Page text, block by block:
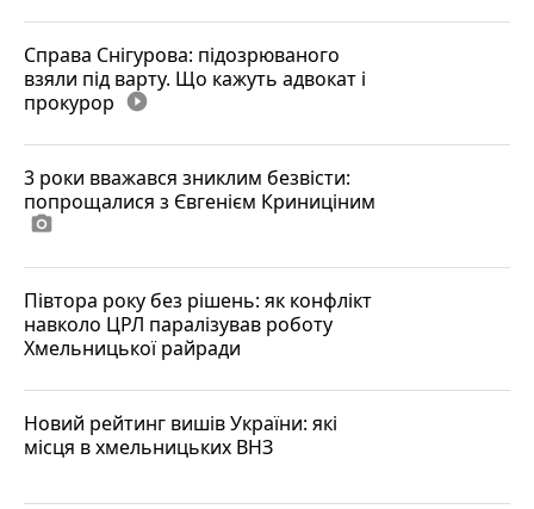
Справа Снігурова: підозрюваного
взяли під варту. Що кажуть адвокат і
прокурор play_circle_filled
3 роки вважався зниклим безвісти:
попрощалися з Євгенієм Криниціним
photo_camera
Півтора року без рішень: як конфлікт
навколо ЦРЛ паралізував роботу
Хмельницької райради
Новий рейтинг вишів України: які
місця в хмельницьких ВНЗ